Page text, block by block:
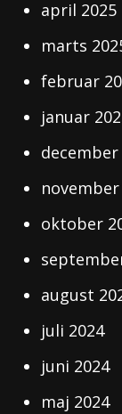
april 2025
marts
februar
januar
december
november
oktober
august
juli 2024
juni 2024
maj 2024